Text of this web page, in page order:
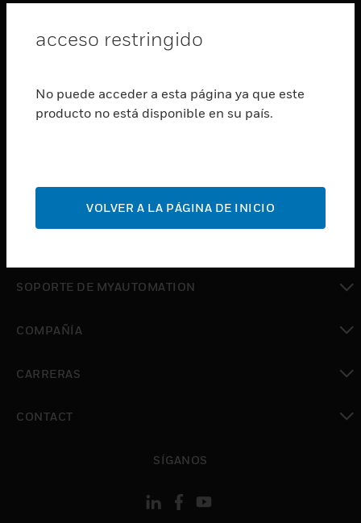
Cambiar vista
SERVICIOS
Cambiar vista
Cambiar vista
SOPORTE DE MYAUTOMATION
COMPAÑÍA
CARRERAS
CONTACT
SÍGANOS
acceso restringido
No puede acceder a esta página ya que este
producto no está disponible en su país.
VOLVER A LA PÁGINA DE INICIO